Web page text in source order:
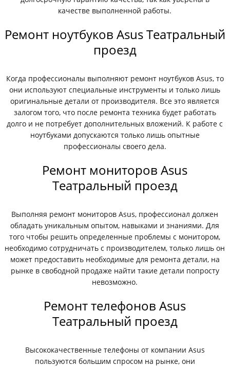
качестве выполненной работы.
Ремонт ноутбуков Asus Театральный
проезд
Когда профессионалы выполняют ремонт ноутбуков Asus, то
они используют специальные инструменты и только лишь
оригинальные детали от производителя. Все это является
залогом того, что после ремонта техника будет работать
долго и не потребует дополнительных вложений. К работе с
ноутбуками допускаются только лишь опытные
профессионалы своего дела.
Ремонт мониторов Asus
Театральный проезд
Выполняя ремонт мониторов Asus, профессионал должен
обладать уникальным опытом, навыками и знаниями. Для
того чтобы решить определенные проблемы с монитором,
необходимо сотрудничать с производителем, только лишь он
может предоставить необходимые для ремонта детали, на
рынке в свободной продаже найти такие детали попросту
невозможно.
Ремонт телефонов Asus
Театральный проезд
Высококачественные телефоны от компании Asus
пользуются большим спросом на рынке, они